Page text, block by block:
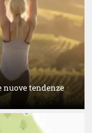
nuove tendenze